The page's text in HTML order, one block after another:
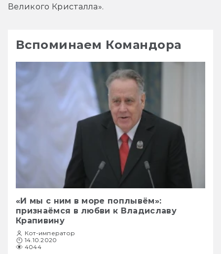
Великого Кристалла».
Вспоминаем Командора
«И мы с ним в море поплывём»:
признаёмся в любви к Владиславу
Крапивину
Кот-император
14.10.2020
4044